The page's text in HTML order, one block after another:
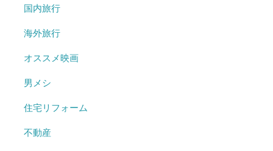
国内旅行
海外旅行
オススメ映画
男メシ
住宅リフォーム
不動産